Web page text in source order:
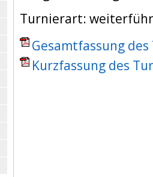
Turnierart:
Gesamtfassung
Kurzfassung des